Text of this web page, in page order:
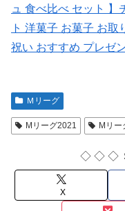
ュ 食べ比べ セット 】
ト 洋菓子 お菓子 お
祝い おすすめ プレゼ
Ｍリーグ
Mリーグ2021 Mリー
◇ ◇ ◇
X